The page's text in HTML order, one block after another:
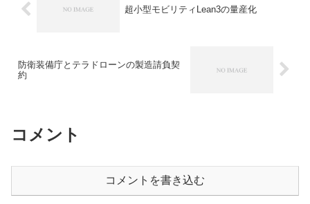
っています。
超小型モビリティLean3の量産化
防衛装備庁とテラドローンの製造請負契
約
コメント
コメントを書き込む